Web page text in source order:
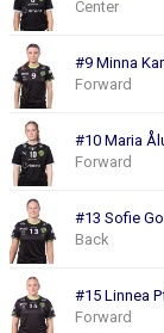
Center
#9 Minna
Forward
#10 Maria
Forward
#13 Sofie
Back
#15 Linnea
Forward